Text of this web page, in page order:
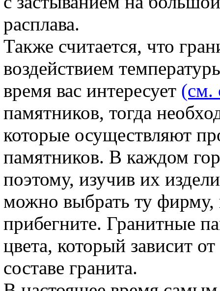
расплава.
Также считается, что
воздействием
время вас интересует (см.
памятников, тогда
которые осуществляют
памятников. В каждом
поэтому, изучив их
можно выбрать ту фирму,
прибегните. Гранитные
цвета, который зависит
составе гранита.